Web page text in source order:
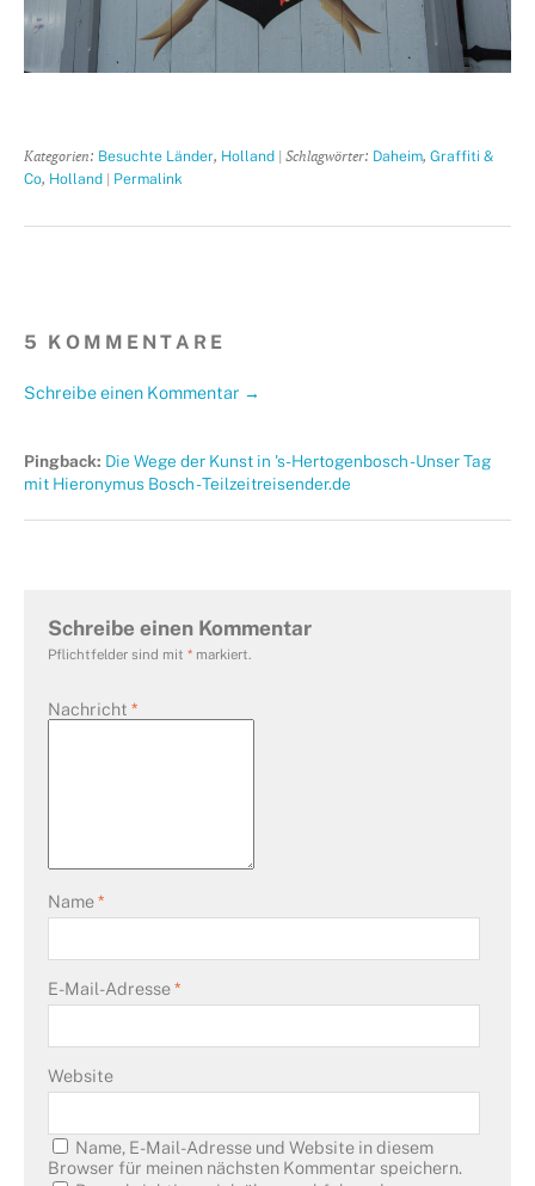
Kategorien: Besuchte Länder, Holland | Schlagwörter: Daheim, Graffiti &
Co, Holland | Permalink
5 KOMMENTARE
Schreibe einen Kommentar →
Pingback: Die Wege der Kunst in 's-Hertogenbosch - Unser Tag
mit Hieronymus Bosch - Teilzeitreisender.de
Schreibe einen Kommentar
Pflichtfelder sind mit * markiert.
Nachricht *
Name*
E-Mail-Adresse*
Website
Name, E-Mail-Adresse und Website in diesem
Browser für meinen nächsten Kommentar speichern.